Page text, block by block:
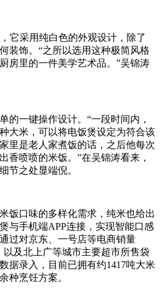
它采用纯白色的外观设计，除了
装饰。“之所以选用这种极简风格
房里的一件美学艺术品。”吴锦涛
的一键操作设计。“一段时间内，
大米，可以将电饭煲设定为符合该
里是老人家煮饭的话，之后他每次
香喷喷的米饭。”在吴锦涛看来，
节之处显端倪。
饭口味的多样化需求，纯米也给出
与手机端APP连接，实现智能口感
过对京东、一号店等电商销量
以及北上广等城市主要超市所售袋
据录入，目前已拥有约1417吨大米
种烹饪方案。